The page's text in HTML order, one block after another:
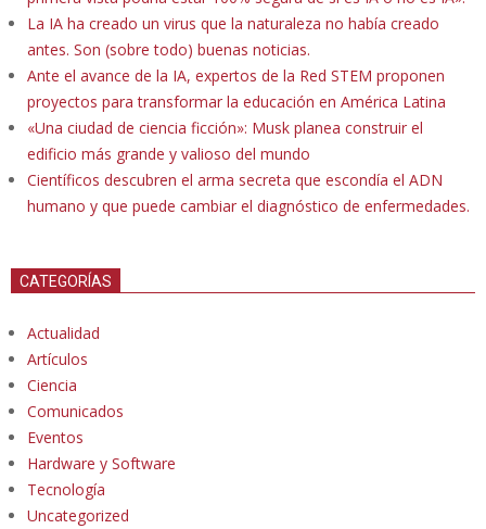
La IA ha creado un virus que la naturaleza no había creado
antes. Son (sobre todo) buenas noticias.
Ante el avance de la IA, expertos de la Red STEM proponen
proyectos para transformar la educación en América Latina
«Una ciudad de ciencia ficción»: Musk planea construir el
edificio más grande y valioso del mundo
Científicos descubren el arma secreta que escondía el ADN
humano y que puede cambiar el diagnóstico de enfermedades.
CATEGORÍAS
Actualidad
Artículos
Ciencia
Comunicados
Eventos
Hardware y Software
Tecnología
Uncategorized